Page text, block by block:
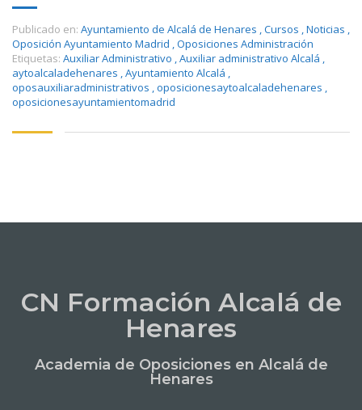
Publicado en: Ayuntamiento de Alcalá de Henares ,Cursos ,Noticias ,
Oposición Ayuntamiento Madrid ,Oposiciones Administración
Etiquetas: Auxiliar Administrativo ,Auxiliar administrativo Alcalá ,
aytoalcaladehenares ,Ayuntamiento Alcalá ,
oposauxiliaradministrativos ,oposicionesaytoalcaladehenares ,
oposicionesayuntamientomadrid
CN Formación Alcalá de
Henares
Academia de Oposiciones en Alcalá de
Henares